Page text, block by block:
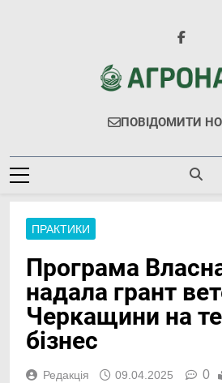
Новини
ПОВІДОМИТИ
ПРАКТИКИ
Програма
надала грант
Черкащини на
бізнес
Редакція 09.04.2025 0